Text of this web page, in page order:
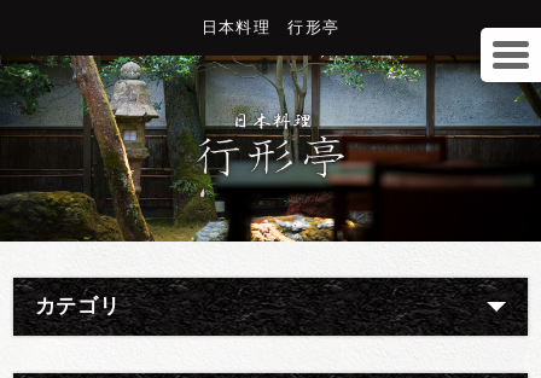
日本料理 行形亭
カテゴリ